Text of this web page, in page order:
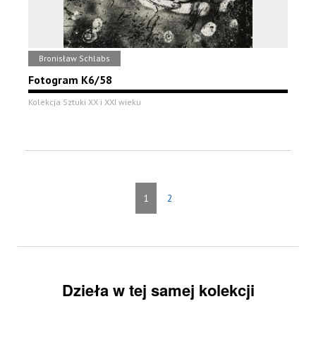
Bronisław Schlabs
Fotogram K6/58
Kolekcja Sztuki XX i XXI wieku
1 2
Dzieła w tej samej kolekcji